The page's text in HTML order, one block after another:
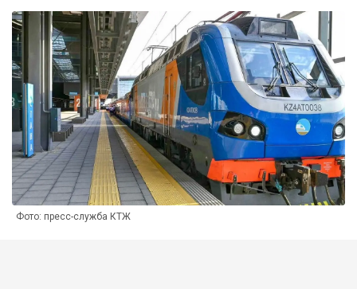
Фото: пресс-служба КТЖ